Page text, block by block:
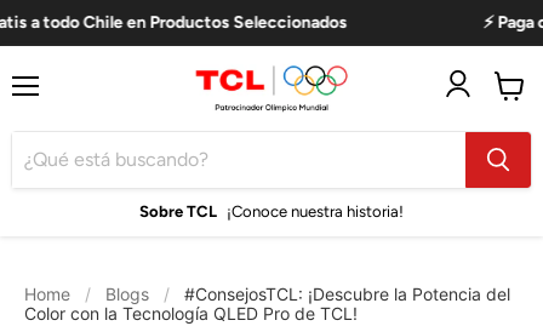
a todo Chile en Productos Seleccionados ⚡ Paga
Sobre TCL ¡Conoce nuestra historia!
carro
Home / Blogs /
#ConsejosTCL: ¡Descubre la Potencia del
Color con la Tecnología QLED Pro de TCL!